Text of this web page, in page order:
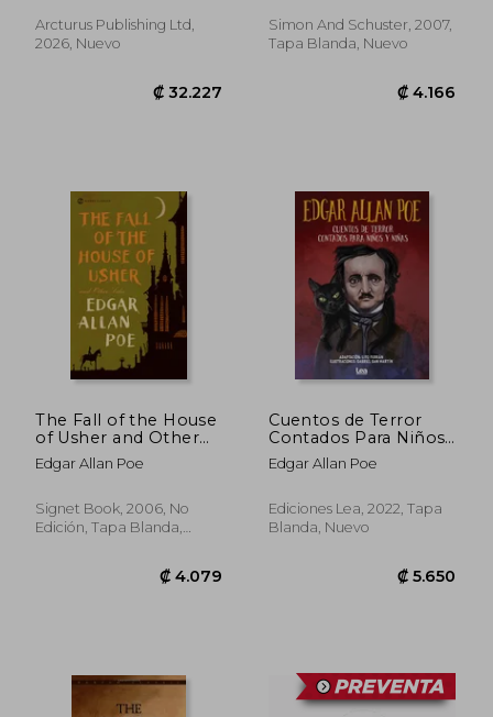
Arcturus Publishing Ltd,
2026, Nuevo
Simon And Schuster, 2007,
Tapa Blanda, Nuevo
The Fall of the House
of Usher and Other
Tales (Signet Classics)
(en Inglés)
Edgar Allan Poe
Signet Book, 2006, No
Edición, Tapa Blanda,
Cuentos de Terror
Contados Para Niños
y Niñas
Edgar Allan Poe
Ediciones Lea, 2022, Tapa
Blanda, Nuevo